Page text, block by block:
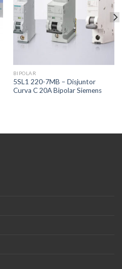
BIPOLAR
5SL1 220-7MB – Disjuntor
Curva C 20A Bipolar Siemens